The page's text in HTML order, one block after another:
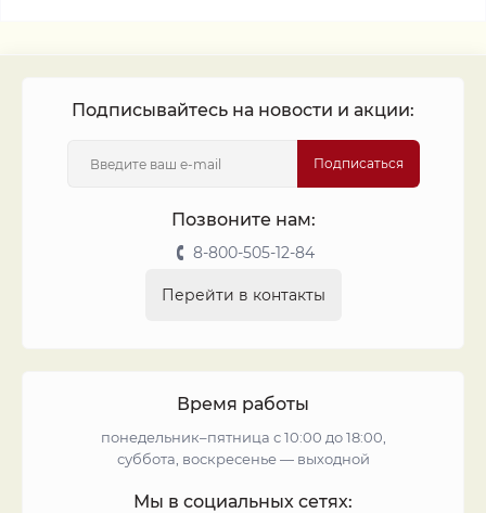
Подписывайтесь на новости и акции:
Подписаться
Позвоните нам:
8-800-505-12-84
Перейти в контакты
Время работы
понедельник–пятница с 10:00 до 18:00,
суббота, воскресенье — выходной
Мы в социальных сетях: